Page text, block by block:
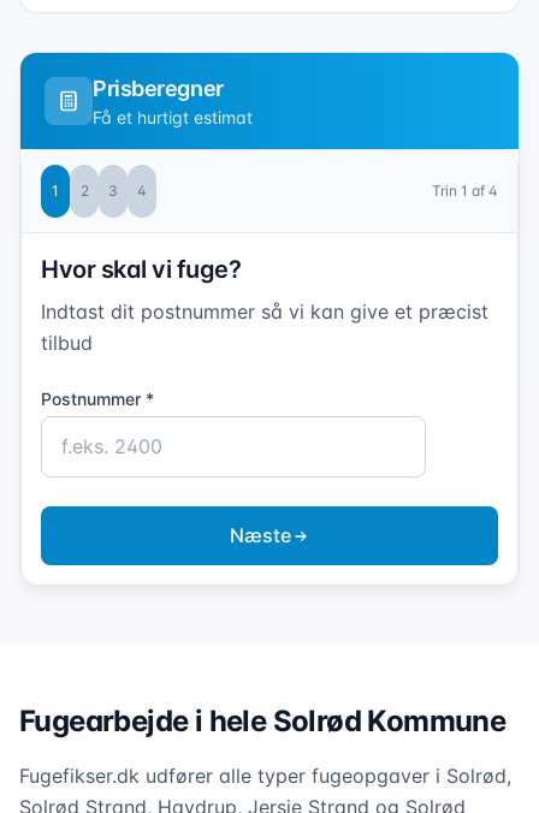
Prisberegner
Få et hurtigt estimat
1 2 3 4 Trin 1 af 4
Hvor skal vi fuge?
Indtast dit postnummer så vi kan give et præcist
tilbud
Postnummer *
Næste
Fugearbejde i hele Solrød Kommune
Fugefikser.dk udfører alle typer fugeopgaver i Solrød,
Solrød Strand, Havdrup, Jersie Strand og Solrød